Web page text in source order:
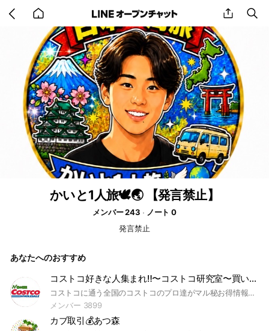
back
to
home
share
かいと1人旅🕊️🌏 【発言禁止】
メンバー 243
ノート 0
発言禁止
あなたへのおすすめ
コストコ好きな人集まれ‼️〜コストコ研究室〜買い物・お得情報
コストコに通う全国のコストコのプロ達がマル秘お得情報などを紹介するグループです‼️
メンバー 3899
カブ取引💰あつ森